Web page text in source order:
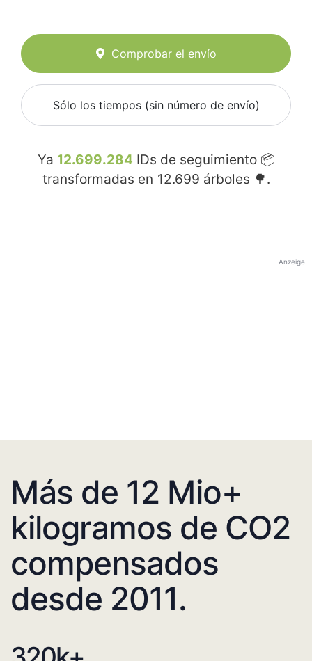
Comprobar el envío
Sólo los tiempos (sin número de envío)
Ya 12.699.284 IDs de seguimiento 📦
transformadas en 12.699 árboles 🌳.
Anzeige
Más de 12 Mio+
kilogramos de CO2
compensados
desde 2011.